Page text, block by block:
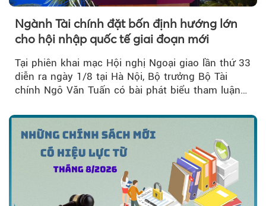
Ngành Tài chính đặt bốn định hướng lớn
cho hội nhập quốc tế giai đoạn mới
Tại phiên khai mạc Hội nghị Ngoại giao lần thứ 33
diễn ra ngày 1/8 tại Hà Nội, Bộ trưởng Bộ Tài
chính Ngô Văn Tuấn có bài phát biểu tham luận